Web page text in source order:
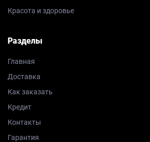
Красота и здоровье
Разделы
Главная
Доставка
Как заказать
Кредит
Контакты
Гарантия